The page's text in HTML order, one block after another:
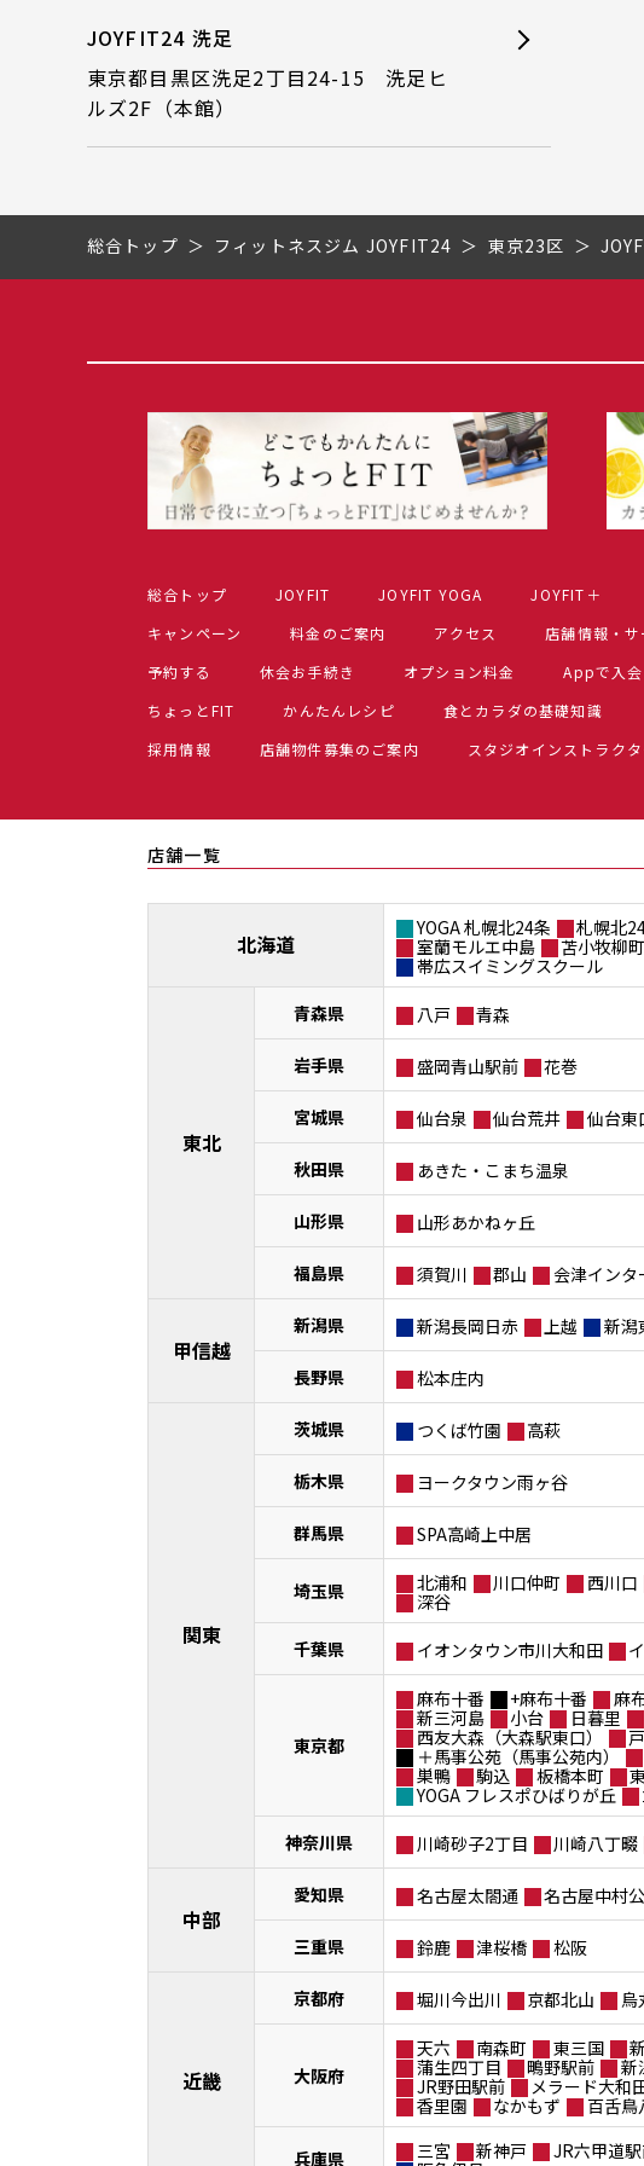
JOYFIT24 洗足
東京都目黒区洗足2丁目24-15 洗足ヒ
ルズ2F（本館）
総合トップ フィットネスジム JOYFIT24 東京23区
総合トップ JOYFIT JOYFIT YOGA JOYFIT＋
キャンペーン
料金のご案内 アクセス 店舗情報・サ
予約する
休会お手続き オプション料金
Appで入会
ちょっとFIT
かんたんレシピ 食とカラダの基礎知識
採用情報
店舗物件募集のご案内 スタジオインストラク
店舗一覧
北海道
YOGA 札幌北24条 札幌北
室蘭モルエ中島
苫小牧柳町
帯広スイミングスクール
東北
青森県 八戸 青森
岩手県 盛岡青山駅前 花巻
宮城県 仙台泉 仙台荒井 仙台東
秋田県 あきた・こまち温泉
山形県 山形あかねヶ丘
福島県 須賀川 郡山 会津インタ
甲信越
新潟県 新潟長岡日赤 上越 新潟
長野県 松本庄内
関東
茨城県 つくば竹園 高萩
栃木県 ヨークタウン雨ヶ谷
群馬県 SPA高崎上中居
埼玉県 北浦和 川口仲町 西川口
深谷
千葉県
イオンタウン市川大和田
東京都
麻布十番 +麻布十番 麻
新三河島
小台 日暮里
西友大森（大森駅東口）
＋馬事公苑（馬事公苑内）
巣鴨
駒込 板橋本町
YOGA フレスポひばりが丘
神奈川県
川崎砂子2丁目 川崎八丁畷
中部
愛知県 名古屋太閤通 名古屋中村
三重県 鈴鹿 津桜橋 松阪
近畿
京都府 堀川今出川 京都北山 烏
大阪府
天六 南森町 東三国
蒲生四丁目
鴫野駅前 新
JR野田駅前
メラード大和
香里園
なかもず 百舌鳥
兵庫県 三宮 新神戸 JR六甲道